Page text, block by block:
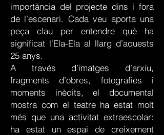
importància del projecte dins i fora
de l’escenari. Cada veu aporta una
peça clau per entendre què ha
significat l'Ela-Ela al llarg d’aquests
25 anys.
A través d’imatges d’arxiu,
fragments d’obres, fotografies i
moments inèdits, el documental
mostra com el teatre ha estat molt
més que una activitat extraescolar:
ha estat un espai de creixement